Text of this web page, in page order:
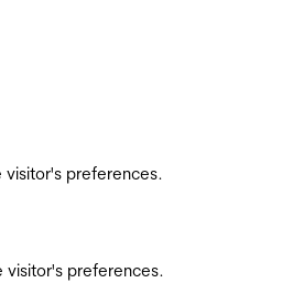
visitor's preferences.
visitor's preferences.